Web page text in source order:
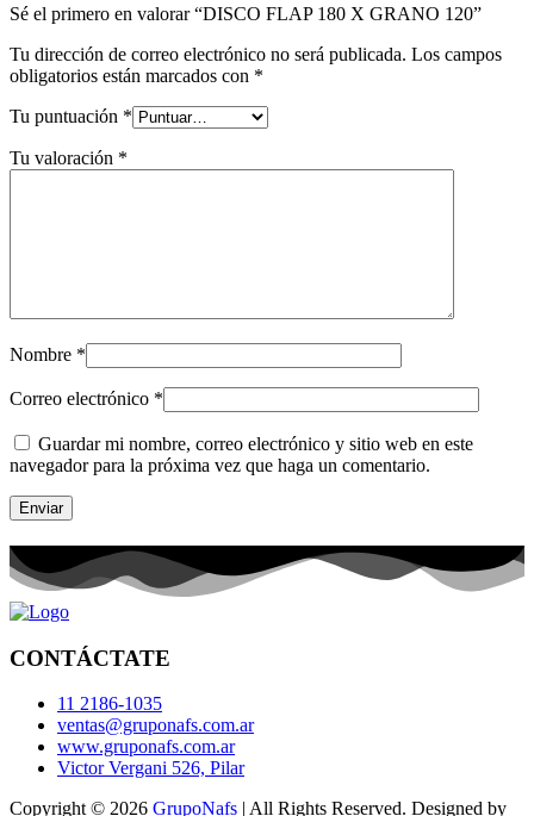
Sé el primero en valorar “DISCO FLAP 180 X GRANO 120”
Tu dirección de correo electrónico no será publicada. Los campos
obligatorios están marcados con *
Tu puntuación *
Tu valoración *
Nombre *
Correo electrónico *
Guardar mi nombre, correo electrónico y sitio web en este
navegador para la próxima vez que haga un comentario.
CONTÁCTATE
11 2186-1035
ventas@gruponafs.com.ar
www.gruponafs.com.ar
Victor Vergani 526, Pilar
Copyright © 2026 GrupoNafs | All Rights Reserved. Designed by